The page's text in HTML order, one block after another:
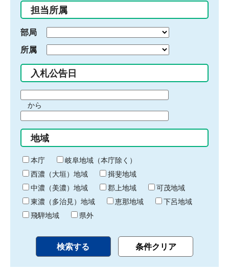
入
力
担当所属
部局
所属
入札公告日
間
始
り
から
間
終
わ
り
地域
本庁
岐阜地域（本庁除く）
西濃（大垣）地域
揖斐地域
中濃（美濃）地域
郡上地域
可茂地域
東濃（多治見）地域
恵那地域
下呂地域
飛騨地域
県外